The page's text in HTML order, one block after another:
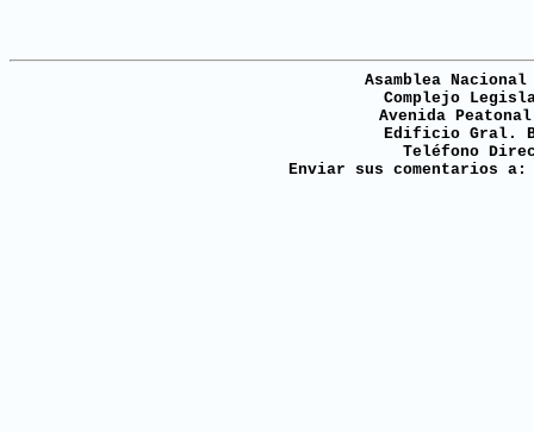
Asamblea
Complejo
Avenida
Edificio Gral.
Teléfono
Enviar sus comentarios